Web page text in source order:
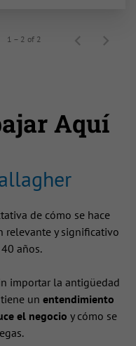
1 – 2 of 2
Aquí
de cómo se hace
relevante y significativo
años.
importar la antigüedad
un entendimiento
el negocio y cómo se